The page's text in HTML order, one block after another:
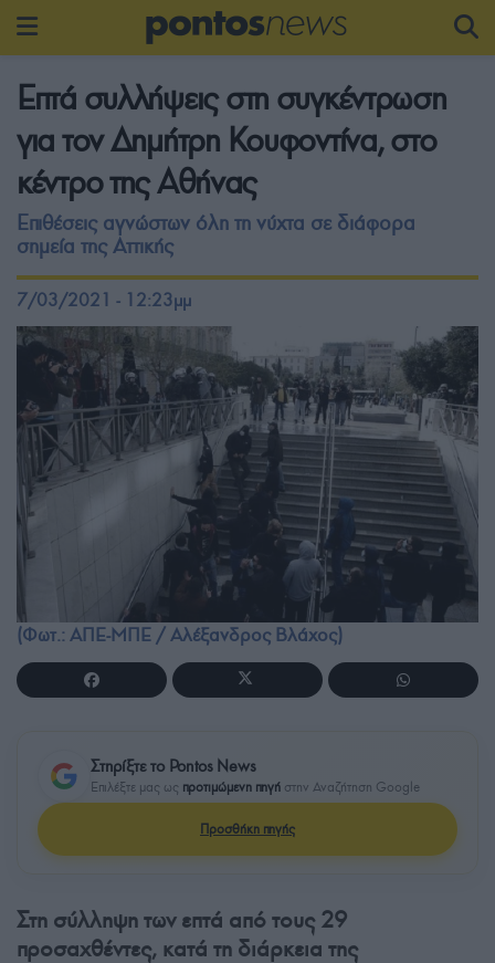
Επτά συλλήψεις στη συγκέντρωση
για τον Δημήτρη Κουφοντίνα, στο
κέντρο της Αθήνας
Επιθέσεις αγνώστων όλη τη νύχτα σε διάφορα
σημεία της Αττικής
7/03/2021 - 12:23μμ
(Φωτ.: ΑΠΕ-ΜΠΕ / Αλέξανδρος Βλάχος)
Στηρίξτε το Pontos News
Επιλέξτε μας ως προτιμώμενη πηγή στην Αναζήτηση Google
Προσθήκη πηγής
Στη σύλληψη των επτά από τους 29
προσαχθέντες, κατά τη διάρκεια της